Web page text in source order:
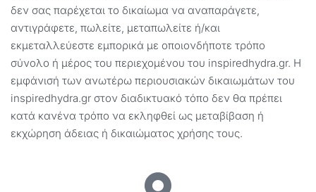
δεν σας παρέχεται το δικαίωμα να αναπαράγετε,
αντιγράφετε, πωλείτε, μεταπωλείτε ή/και
εκμεταλλεύεστε εμπορικά με οποιονδήποτε τρόπο
σύνολο ή μέρος του περιεχομένου του inspiredhydra.gr. Η
εμφάνισή των ανωτέρω περιουσιακών δικαιωμάτων του
inspiredhydra.gr στον διαδικτυακό τόπο δεν θα πρέπει
κατά κανένα τρόπο να εκληφθεί ως μεταβίβαση ή
εκχώρηση άδειας ή δικαιώματος χρήσης τους.